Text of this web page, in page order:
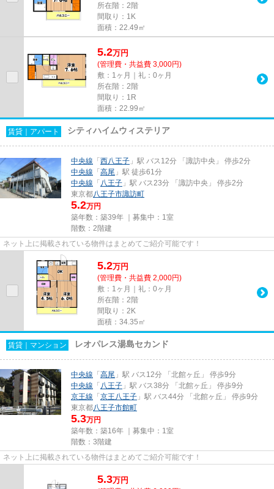
所在階：2階
間取り：1K
面積：22.49㎡
5.2万円
(管理費・共益費 3,000円)
敷：1ヶ月｜礼：0ヶ月
所在階：2階
間取り：1R
面積：22.99㎡
賃貸｜アパート シティハイムウィステリア
中央線 「西八王子 」駅 バス12分 「諏訪中央」 停歩2分
中央線 「高尾 」駅 徒歩61分
中央線 「 八王子 」駅 バス23分 「諏訪中央」 停歩2分
東京都八王子市諏訪町
5.2万円
築年数：築39年 ｜募集中： 1室
階数：2階建
ネット上に掲載されている物件はまとめてご紹介可能です！
5.2万円
(管理費・共益費 2,000円)
敷：1ヶ月｜礼：0ヶ月
所在階：2階
間取り：2K
面積：34.35㎡
賃貸｜マンション レオパレス湯島セカンド
中央線 「高尾 」駅 バス12分 「北館ヶ丘」 停歩9分
中央線 「 八王子 」駅 バス38分 「北館ヶ丘」 停歩9分
京王線 「京王八王子 」駅 バス44分 「北館ヶ丘」 停歩9分
東京都八王子市館町
5.3万円
築年数：築16年 ｜募集中： 1室
階数：3階建
ネット上に掲載されている物件はまとめてご紹介可能です！
5.3万円